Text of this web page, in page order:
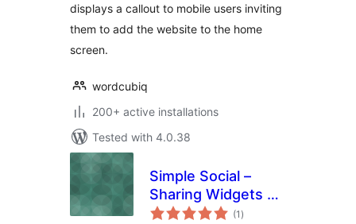
displays a callout to mobile users inviting
them to add the website to the home
screen.
wordcubiq
200+ active installations
Tested with 4.0.38
Simple Social –
Sharing Widgets &
Icons Updated
(1 total
ratings
)